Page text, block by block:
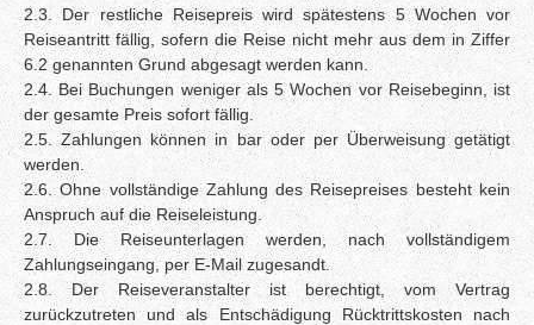
2.3. Der restliche Reisepreis wird spätestens 5 Wochen vor
Reiseantritt fällig, sofern die Reise nicht mehr aus dem in Ziffer
6.2 genannten Grund abgesagt werden kann.
2.4. Bei Buchungen weniger als 5 Wochen vor Reisebeginn, ist
der gesamte Preis sofort fällig.
2.5. Zahlungen können in bar oder per Überweisung getätigt
werden.
2.6. Ohne vollständige Zahlung des Reisepreises besteht kein
Anspruch auf die Reiseleistung.
2.7. Die Reiseunterlagen werden, nach vollständigem
Zahlungseingang, per E-Mail zugesandt.
2.8. Der Reiseveranstalter ist berechtigt, vom Vertrag
zurückzutreten und als Entschädigung Rücktrittskosten nach